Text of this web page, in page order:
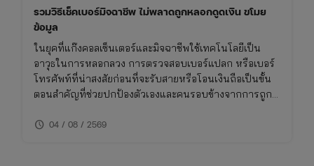
รวมวิธีเช็คเบอร์มิจฉาชีพ ไม่พลาดถูกหลอกดูดเงิน ขโมย
ข้อมูล
ในยุคที่แก๊งคอลเซ็นเตอร์และมิจฉาชีพใช้เทคโนโลยีเป็น
อาวุธในการหลอกลวง การตรวจสอบเบอร์แปลก หรือเบอร์
โทรศัพท์ที่น่าสงสัยก่อนที่จะรับสายหรือโอนเงินถือเป็นขั้น
ตอนสำคัญที่ช่วยปกป้องตัวเองและคนรอบข้างจากการถูก
ต้องและใช้เครื่องมือที่เหมาะสม บทความนี้จึงรวบรวมวิธี
schedule 04 / 08 / 2569